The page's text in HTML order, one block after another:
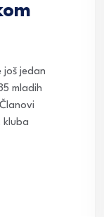
još jedan
mladih
kluba